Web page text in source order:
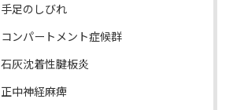
手足のしびれ
コンパートメント症候群
石灰沈着性腱板炎
正中神経麻痺